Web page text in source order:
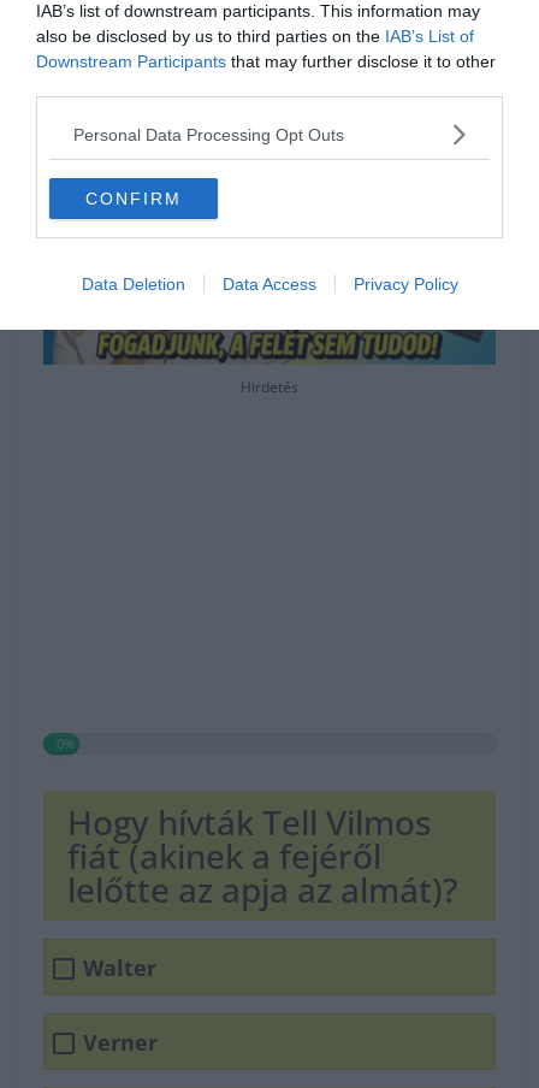
IAB’s list of downstream participants. This information may
also be disclosed by us to third parties on the IAB’s List of
Downstream Participants that may further disclose it to other
Personal Data Processing Opt Outs
CONFIRM
Data Deletion Data Access Privacy Policy
feltöltenek majd energiával a nap hátralévő
részére.
Hirdetés
0%
Hogy hívták Tell Vilmos
fiát (akinek a fejéről
lelőtte az apja az almát)?
Walter
Verner